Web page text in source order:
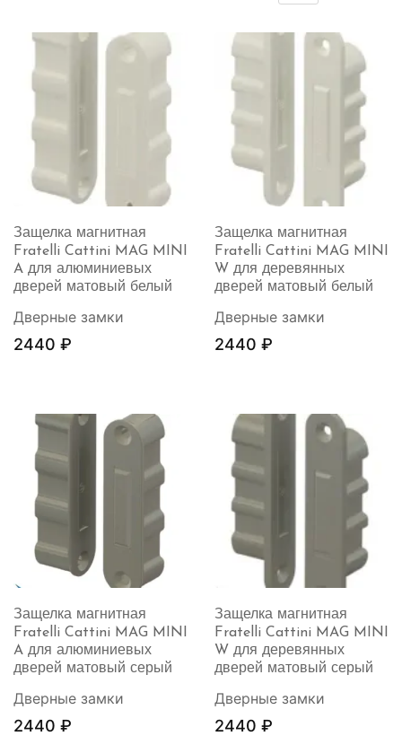
Защелка магнитная
Fratelli Cattini MAG MINI
A для алюминиевых
дверей матовый белый
Дверные замки
2440 ₽
Защелка магнитная
Fratelli Cattini MAG MINI
W для деревянных
дверей матовый белый
Дверные замки
2440 ₽
Защелка магнитная
Fratelli Cattini MAG MINI
A для алюминиевых
дверей матовый серый
Дверные замки
2440 ₽
Защелка магнитная
Fratelli Cattini MAG MINI
W для деревянных
дверей матовый серый
Дверные замки
2440 ₽